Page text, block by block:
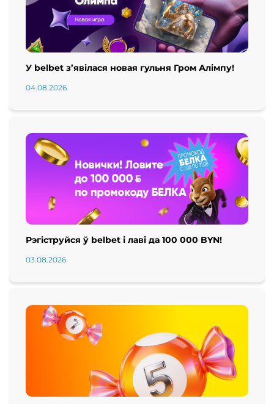
У belbet з’явілася новая гульня Гром Алімпу!
04.08.2026
Рэгіструйся ў belbet і лаві да 100 000 BYN!
03.08.2026